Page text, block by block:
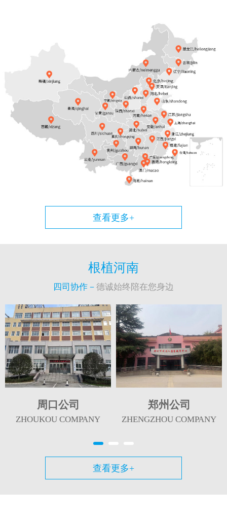
查看更多+
根植河南
四司协作－ 德诚始终陪在您身边
周口公司
ZHOUKOU COMPANY
郑州公司
ZHENGZHOU COMPANY
查看更多+